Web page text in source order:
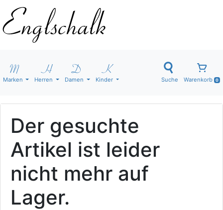
Marken Herren Damen Kinder Suche Warenkorb 0
Der gesuchte
Artikel ist leider
nicht mehr auf
Lager.